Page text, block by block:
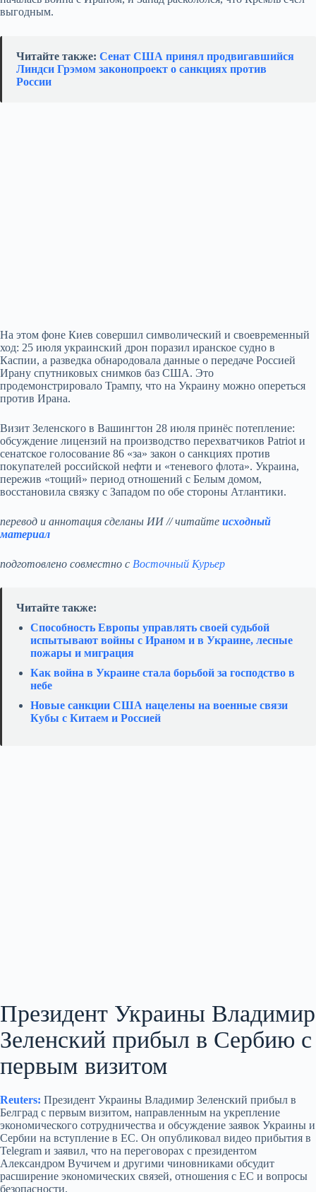
выгодным.
Читайте также: Сенат США принял продвигавшийся
Линдси Грэмом законопроект о санкциях против
России
На этом фоне Киев совершил символический и своевременный
ход: 25 июля украинский дрон поразил иранское судно в
Каспии, а разведка обнародовала данные о передаче Россией
Ирану спутниковых снимков баз США. Это
продемонстрировало Трампу, что на Украину можно опереться
против Ирана.
Визит Зеленского в Вашингтон 28 июля принёс потепление:
обсуждение лицензий на производство перехватчиков Patriot и
сенатское голосование 86 «за» закон о санкциях против
покупателей российской нефти и «теневого флота». Украина,
пережив «тощий» период отношений с Белым домом,
восстановила связку с Западом по обе стороны Атлантики.
перевод и аннотация сделаны ИИ // читайте исходный
материал
подготовлено совместно с Восточный Курьер
Читайте также:
Способность Европы управлять своей судьбой
испытывают войны с Ираном и в Украине, лесные
пожары и миграция
Как война в Украине стала борьбой за господство в
небе
Новые санкции США нацелены на военные связи
Кубы с Китаем и Россией
Президент Украины Владимир
Зеленский прибыл в Сербию с
первым визитом
Reuters: Президент Украины Владимир Зеленский прибыл в
Белград с первым визитом, направленным на укрепление
экономического сотрудничества и обсуждение заявок Украины и
Сербии на вступление в ЕС. Он опубликовал видео прибытия в
Telegram и заявил, что на переговорах с президентом
Александром Вучичем и другими чиновниками обсудит
расширение экономических связей, отношения с ЕС и вопросы
безопасности.